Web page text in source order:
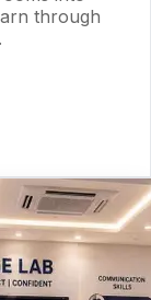
through